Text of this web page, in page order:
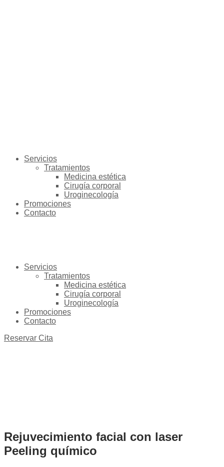
Servicios
Tratamientos
Medicina estética
Cirugía corporal
Uroginecología
Promociones
Contacto
Servicios
Tratamientos
Medicina estética
Cirugía corporal
Uroginecología
Promociones
Contacto
Reservar Cita
Rejuvecimiento facial con laser
Peeling químico